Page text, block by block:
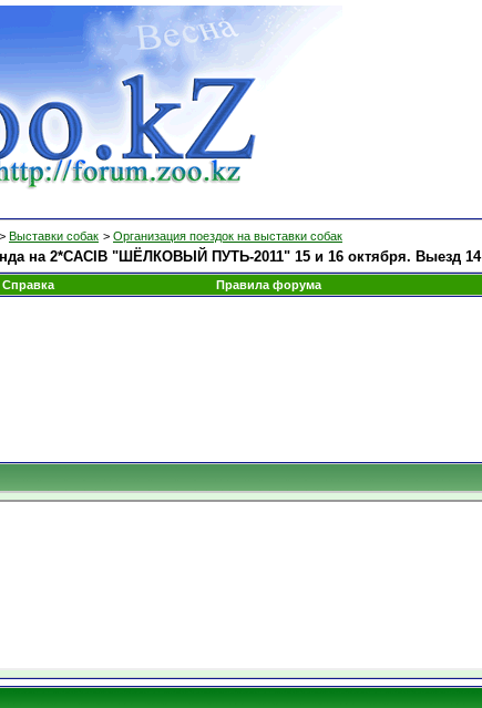
> Выставки собак > Организация поездок на выставки собак
на 2*CACIB "ШЁЛКОВЫЙ ПУТЬ-2011" 15 и 16 октября. Выезд
Справка Правила форума